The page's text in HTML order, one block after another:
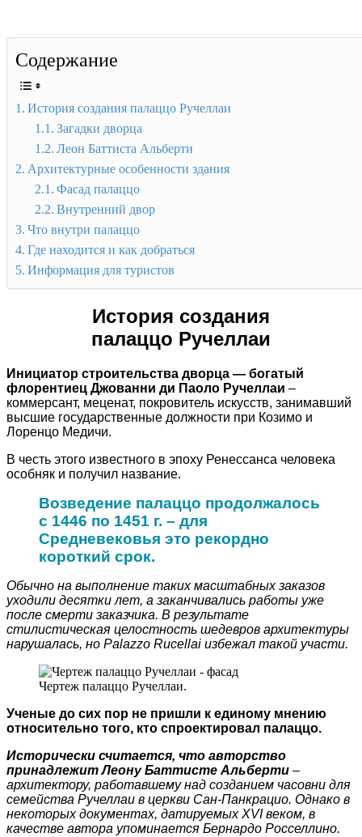
Содержание
История создания палаццо Ручеллаи
Загадки дворца
Леон Баттиста Альберти
Архитектурные особенности здания
Фасад палаццо
Внутренний двор
Что внутри палаццо
Где находится и как добраться
Информация для туристов
История создания
палаццо Ручеллаи
Инициатор строительства дворца — богатый
флорентиец Джованни ди Паоло Ручеллаи –
коммерсант, меценат, покровитель искусств, занимавший
высшие государственные должности при Козимо и
Лоренцо Медичи.
В честь этого известного в эпоху Ренессанса человека
особняк и получил название.
Возведение палаццо продолжалось
с 1446 по 1451 г. – для
Средневековья это рекордно
короткий срок.
Обычно на выполнение таких масштабных заказов
уходили десятки лет, а заканчивались работы уже
после смерти заказчика. В результате
стилистическая целостность шедевров архитектуры
нарушалась, но Palazzo Rucellai избежал такой участи.
Чертеж палаццо Ручеллаи.
Ученые до сих пор не пришли к единому мнению
относительно того, кто спроектировал палаццо.
Исторически считается, что авторство
принадлежит Леону Баттисте Альберти –
архитектору, работавшему над созданием часовни для
семейства Ручеллаи в церкви Сан-Панкрацио. Однако в
некоторых документах, датируемых XVI веком, в
качестве автора упоминается Бернардо Росселлино.